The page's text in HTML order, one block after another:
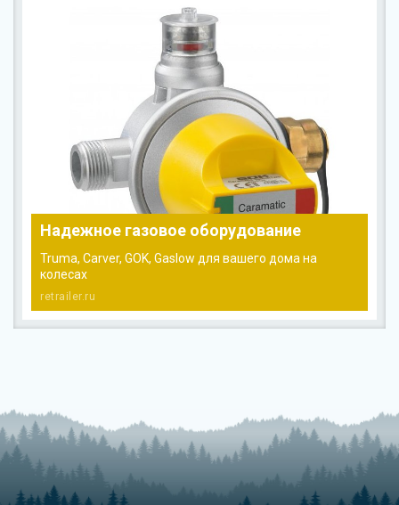
Надежное газовое оборудование
Truma, Carver, GOK, Gaslow для вашего дома на
колесах
retrailer.ru